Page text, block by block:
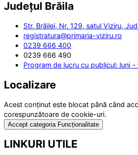
Județul Brăila
Str. Brăilei, Nr. 129, satul Viziru,
registratura@primaria-viziru.ro
0239 666 400
0239 666 490
Program de lucru cu publicul: luni
Localizare
Acest conținut este blocat până când
corespunzătoare de cookie-uri.
Accept categoria Funcționalitate
LINKURI UTILE